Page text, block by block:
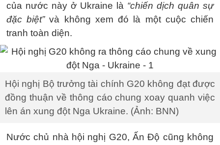
của nước này ở Ukraine là “chiến dịch quân sự
đặc biệt”và không xem đó là một cuộc chiến
tranh toàn diện.
Hội nghị Bộ trưởng tài chính G20 không đạt được
đồng thuận về thông cáo chung xoay quanh việc
lên án xung đột Nga Ukraine. (Ảnh: BNN)
Nước chủ nhà hội nghị G20, Ấn Độ cũng không